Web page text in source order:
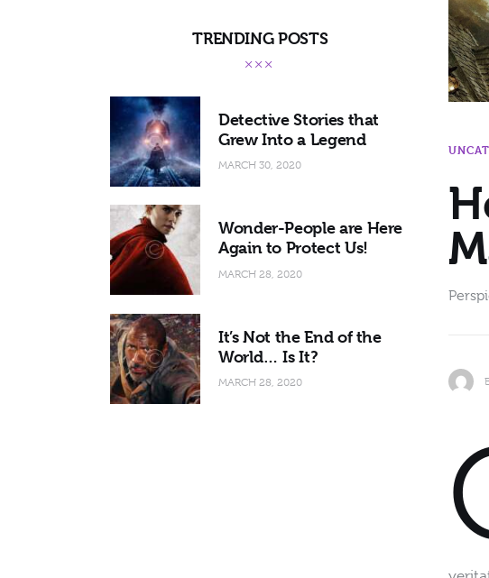
TRENDING POSTS
Detective Stories that
Grew Into a Legend
MARCH 30, 2020
Wonder-People are Here
Again to Protect Us!
MARCH 28, 2020
It’s Not the End of the
World… Is It?
MARCH 28, 2020